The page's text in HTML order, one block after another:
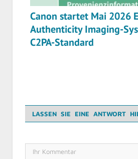
Canon startet Mai 2026
Authenticity Imaging-
C2PA-Standard
LASSEN SIE EINE ANTWORT